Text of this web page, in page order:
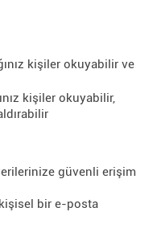
kişiler okuyabilir ve
kişiler okuyabilir,
güvenli erişim
bir e-posta